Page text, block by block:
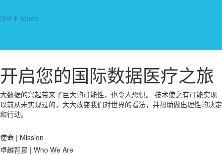
Get in touch
开启您的国际数据医疗之旅
大数据的兴起带来了巨大的可能性，也令人恐惧。 技术使之有可能实现
以前从未实现过的，大大改变我们对世界的看法，并帮助做出理性的决定
和行动。
使命 | Mission
卓越背景 | Who We Are